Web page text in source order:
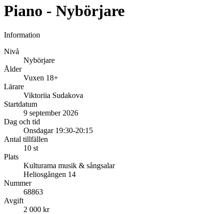
Piano - Nybörjare
Information
Nivå
Nybörjare
Ålder
Vuxen 18+
Lärare
Viktoriia Sudakova
Startdatum
9 september 2026
Dag och tid
Onsdagar 19:30-20:15
Antal tillfällen
10 st
Plats
Kulturama musik & sångsalar
Heliosgången 14
Nummer
68863
Avgift
2 000 kr